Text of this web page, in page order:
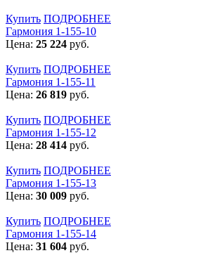
Купить ПОДРОБНЕЕ
Гармония 1-155-10
Цена: 25 224 руб.
Купить ПОДРОБНЕЕ
Гармония 1-155-11
Цена: 26 819 руб.
Купить ПОДРОБНЕЕ
Гармония 1-155-12
Цена: 28 414 руб.
Купить ПОДРОБНЕЕ
Гармония 1-155-13
Цена: 30 009 руб.
Купить ПОДРОБНЕЕ
Гармония 1-155-14
Цена: 31 604 руб.